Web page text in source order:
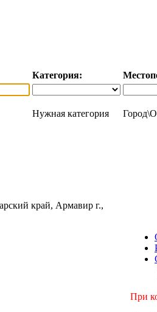
Категория:
Нужная категория
При